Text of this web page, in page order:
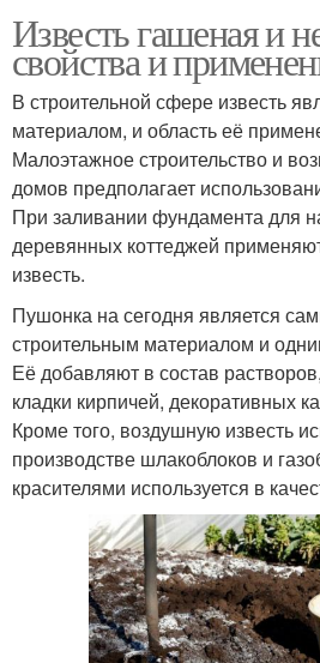
Известь гашеная и
свойства и
В строительной сфере известь
материалом, и область её
Малоэтажное строительство и
домов предполагает
При заливании фундамента для
деревянных коттеджей
известь.
Пушонка на сегодня является
строительным материалом и
Её добавляют в состав
кладки кирпичей, декоративных
Кроме того, воздушную известь
производстве шлакоблоков и
красителями используется в